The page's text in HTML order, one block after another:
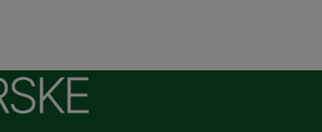
s úlovkom